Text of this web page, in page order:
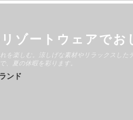
ゾートウェアでお
を楽しむ。涼しげな素材やリラックスし
、夏の休暇を彩ります。
ンド